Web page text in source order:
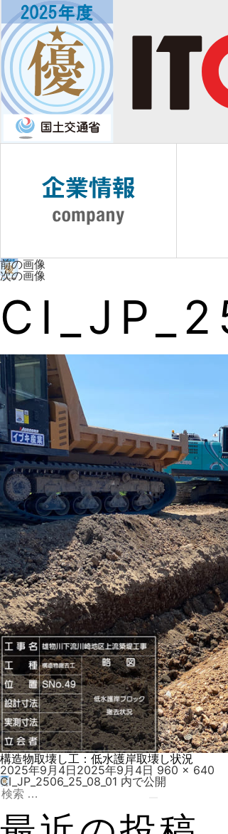
前の画像
次の画像
構造物取壊し工：低水護岸取壊し状況
投
稿
日:
2025年9月4日2025年9月4日 フ
ル
サ
ズ
960 × 640
投
CI_JP_2506_25_08_01 内で公開
検
索: